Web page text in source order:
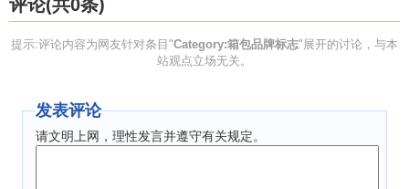
评论(共0条)
提示:评论内容为网友针对条目"Category:箱包品牌标志"展开的讨论，与本
站观点立场无关。
发表评论
请文明上网，理性发言并遵守有关规定。